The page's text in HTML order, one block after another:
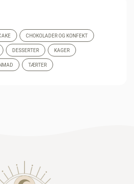
CHOKOLADER OG KONFEKT
DESSERTER KAGER
TÆRTER